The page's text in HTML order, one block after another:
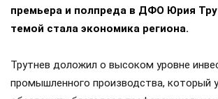
премьера и полпреда в ДФО Юрия
темой стала экономика региона.
Трутнев доложил о высоком уровне
промышленного производства, который